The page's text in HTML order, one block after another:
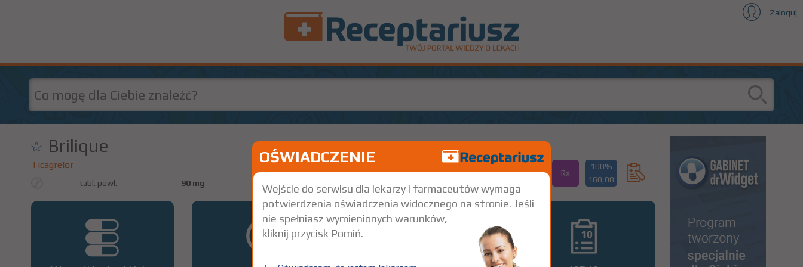
Zaloguj
Brilique
Ticagrelor
tabl. powl. 90 mg Doustnie
Rx
100%
160,00
OŚWIADCZENIE
Wejście do serwisu dla lekarzy i farmaceutów wymaga
potwierdzenia oświadczenia widocznego na stronie. Jeśli
nie spełniasz wymienionych warunków,
kliknij przycisk Pomiń.